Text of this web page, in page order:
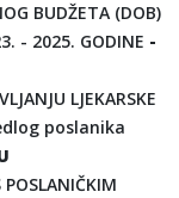
BUDŽETA (DOB)
- 2025. GODINE -
LJEKARSKE
poslanika